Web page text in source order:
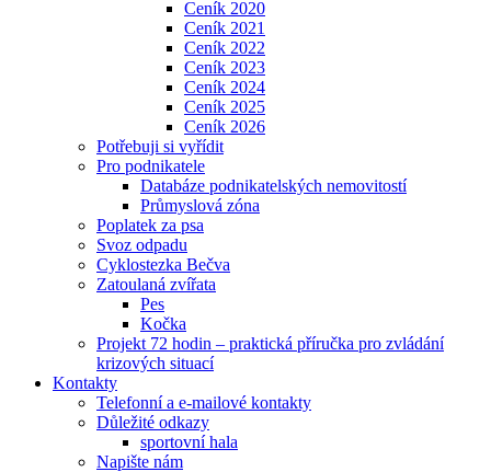
Ceník 2020
Ceník 2021
Ceník 2022
Ceník 2023
Ceník 2024
Ceník 2025
Ceník 2026
Potřebuji si vyřídit
Pro podnikatele
Databáze podnikatelských nemovitostí
Průmyslová zóna
Poplatek za psa
Svoz odpadu
Cyklostezka Bečva
Zatoulaná zvířata
Pes
Kočka
Projekt 72 hodin – praktická příručka pro zvládání
krizových situací
Kontakty
Telefonní a e-mailové kontakty
Důležité odkazy
sportovní hala
Napište nám